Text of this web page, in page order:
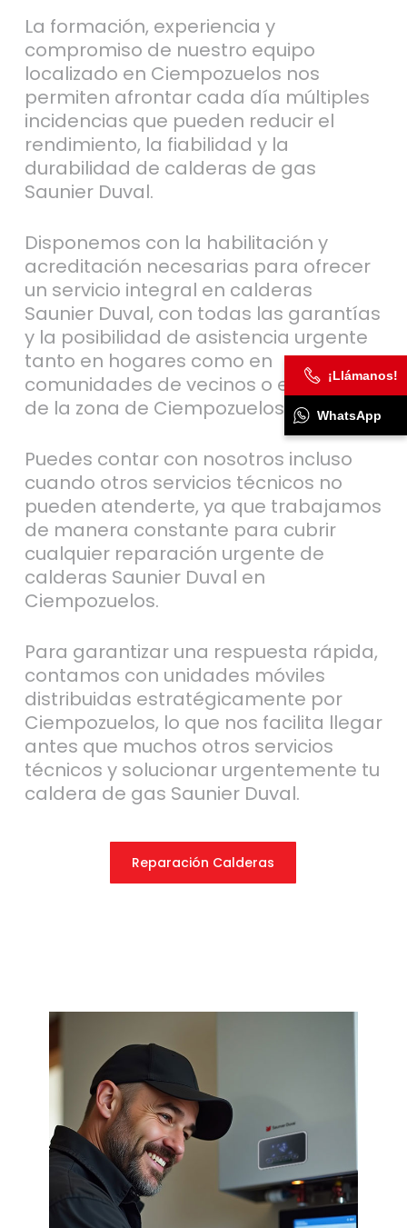
La formación, experiencia y
compromiso de nuestro equipo
localizado en Ciempozuelos nos
permiten afrontar cada día múltiples
incidencias que pueden reducir el
rendimiento, la fiabilidad y la
durabilidad de calderas de gas
Saunier Duval.
Disponemos con la habilitación y
acreditación necesarias para ofrecer
un servicio integral en calderas
Saunier Duval, con todas las garantías
y la posibilidad de asistencia urgente
tanto en hogares como en
comunidades de vecinos o empresas
de la zona de Ciempozuelos.
Puedes contar con nosotros incluso
cuando otros servicios técnicos no
pueden atenderte, ya que trabajamos
de manera constante para cubrir
cualquier reparación urgente de
calderas Saunier Duval en
Ciempozuelos.
Para garantizar una respuesta rápida,
contamos con unidades móviles
distribuidas estratégicamente por
Ciempozuelos, lo que nos facilita llegar
antes que muchos otros servicios
técnicos y solucionar urgentemente tu
caldera de gas Saunier Duval.
Reparación Calderas
¡Llámanos!
WhatsApp